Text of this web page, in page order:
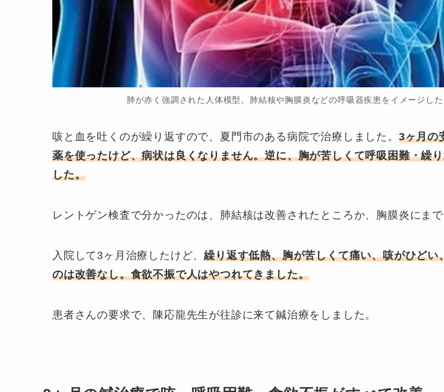
肺が赤く強調された人体模型。肺結核や胸膜炎などの呼吸器疾患をイメージした
咳と血を吐くのが繰り返すので、夏門市のある病院で治療しました。 3ヶ月の
薬を使ったけど、病状は良くなりません。逆に、胸が苦しくて呼吸困難・繰
した。
レントゲン検査で分かったのは、肺結核は改善されたところか、胸膜炎にまで
入院して3ヶ月治療したけど、繰り返す低熱、胸が苦しくて痛い、咳がひどい
のは改善なし。食欲不振で人はやつれてきました。
患者さんの要求で、陳応龍先生が往診に来て鍼治療をしました。